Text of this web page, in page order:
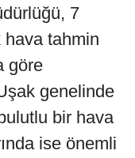
7
hava tahmin
göre
genelinde
bir hava
ise önemli